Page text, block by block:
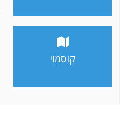
קוסמוי